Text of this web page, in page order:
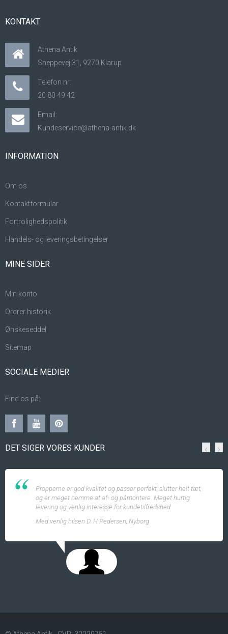
KONTAKT
Athena Antik
Sneppevej 31, 9270 Klarup
Telefon nr:
20 80 49 42
Email:
Kundeservice@athena-antik.dk
INFORMATION
Om os
Kontaktformular
Fortrolighedspolitik
Handels- og leveringsbetingelser
MINE SIDER
Min konto
Ordrer historik
Ønskeseddel
Sitemap
SOCIALE MEDIER
Find os på:
DET SIGER VORES KUNDER
Propperne er god kvalitet og passer perfekt, slutter helt tæt,
og er meget nemme at af- og påmontere. Meget hurtig
levering og venlig interesse for kundetilfredshed.
Med venlig hilsen D. H Pedersen, Nyborg
‹ ›